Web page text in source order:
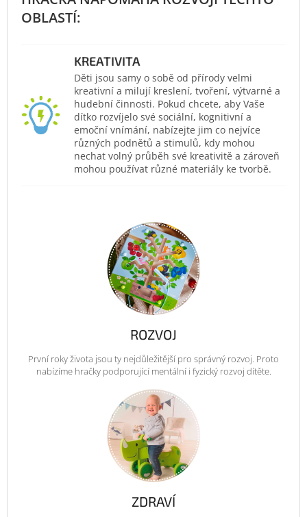
KREATIVITA
Děti jsou samy o sobě od přírody velmi
kreativní a milují kreslení, tvoření, výtvarné a
hudební činnosti. Pokud chcete, aby Vaše
dítko rozvíjelo své sociální, kognitivní a
emoční vnímání, nabízejte jim co nejvíce
různých podnětů a stimulů, kdy mohou
nechat volný průběh své kreativitě a zároveň
mohou používat různé materiály ke tvorbě.
ROZVOJ
První roky života jsou ty nejdůležitější pro správný rozvoj. Proto
nabízíme hračky podporující mentální i fyzický rozvoj dítěte.
ZDRAVÍ